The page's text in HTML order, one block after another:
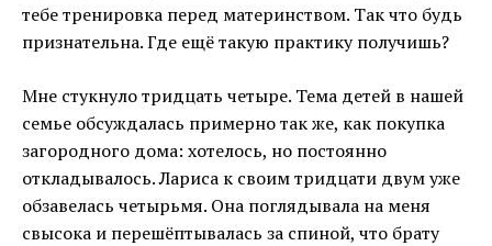
тебе тренировка перед материнством. Так что будь
признательна. Где ещё такую практику получишь?
Мне стукнуло тридцать четыре. Тема детей в нашей
семье обсуждалась примерно так же, как покупка
загородного дома: хотелось, но постоянно
откладывалось. Лариса к своим тридцати двум уже
обзавелась четырьмя. Она поглядывала на меня
свысока и перешёптывалась за спиной, что брату